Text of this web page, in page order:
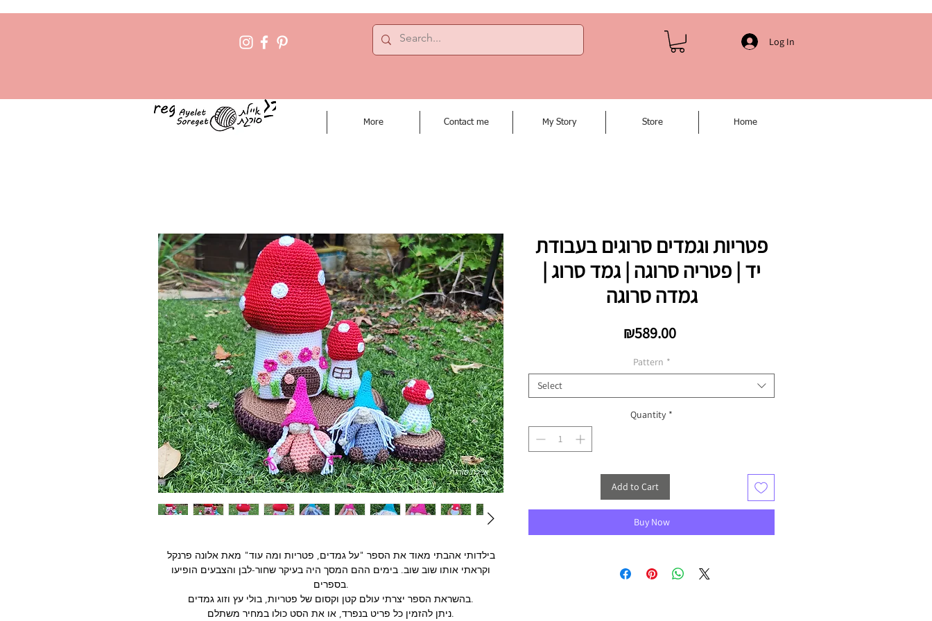
Log In
Home
Store
My Story
Contact me
More
בילדותי אהבתי מאוד את הספר "על גמדים, פטריות ומה עוד" מאת אלונה פרנקל
וקראתי אותו שוב שוב. בימים ההם המסך היה בעיקר שחור-לבן והצבעים הופיעו
בספרים.
בהשראת הספר יצרתי עולם קטן וקסום של פטריות, בולי עץ וזוג גמדים.
ניתן להזמין כל פריט בנפרד, או את הסט כולו במחיר משתלם.
פטריות וגמדים סרוגים בעבודת
יד | פטריה סרוגה | גמד סרוג |
גמדה סרוגה
₪589.00Price
Pattern *
Select
Quantity *
Add to Cart
Buy Now